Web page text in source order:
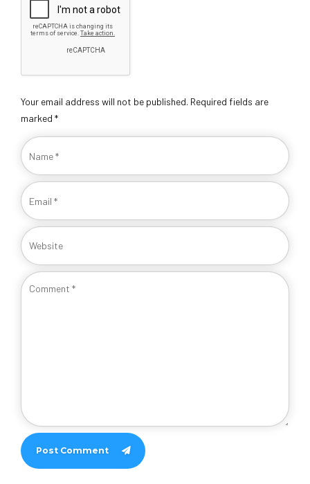
Your email address will not be published. Required fields are
marked *
Post Comment